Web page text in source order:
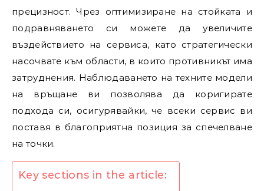
прецизност. Чрез оптимизиране на стойката и
подравняването си можете да увеличите
въздействието на сервиса, като стратегически
насочвате към области, в които противникът има
затруднения. Наблюдаването на техните модели
на връщане ви позволява да коригирате
подхода си, осигурявайки, че всеки сервис ви
поставя в благоприятна позиция за спечелване
на точки.
Key sections in the article: